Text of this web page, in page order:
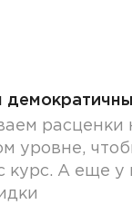
расценки
уровне,
курс. А еще у